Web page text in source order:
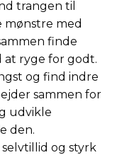
trangen til
mønstre med
finde
at ryge for godt.
og find indre
sammen for
udvikle
den.
og styrk